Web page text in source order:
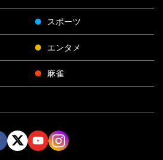
スポーツ
エンタメ
麻雀